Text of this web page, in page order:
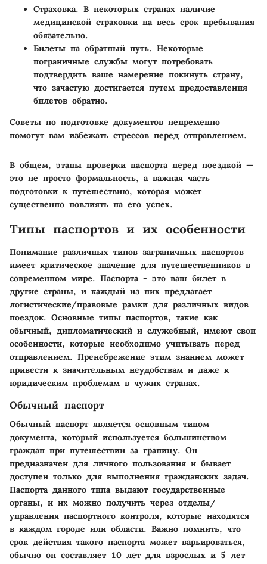
Страховка. В некоторых странах наличие
медицинской страховки на весь срок пребывания
обязательно.
Билеты на обратный путь. Некоторые
пограничные службы могут потребовать
подтвердить ваше намерение покинуть страну,
что зачастую достигается путем предоставления
билетов обратно.
Советы по подготовке документов непременно
помогут вам избежать стрессов перед отправлением.
В общем, этапы проверки паспорта перед поездкой —
это не просто формальность, а важная часть
подготовки к путешествию, которая может
существенно повлиять на его успех.
Типы паспортов и их особенности
Понимание различных типов заграничных паспортов
имеет критическое значение для путешественников в
современном мире. Паспорта - это ваш билет в
другие страны, и каждый из них предлагает
логистические/правовые рамки для различных видов
поездок. Основные типы паспортов, такие как
обычный, дипломатический и служебный, имеют свои
особенности, которые необходимо учитывать перед
отправлением. Пренебрежение этим знанием может
привести к значительным неудобствам и даже к
юридическим проблемам в чужих странах.
Обычный паспорт
Обычный паспорт является основным типом
документа, который используется большинством
граждан при путешествии за границу. Он
предназначен для личного пользования и бывает
доступен только для выполнения гражданских задач.
Паспорта данного типа выдают государственные
органы, и их можно получить через отделы/
управления паспортного контроля, которые находятся
в каждом городе или области. Важно помнить, что
срок действия такого паспорта может варьироваться,
обычно он составляет 10 лет для взрослых и 5 лет